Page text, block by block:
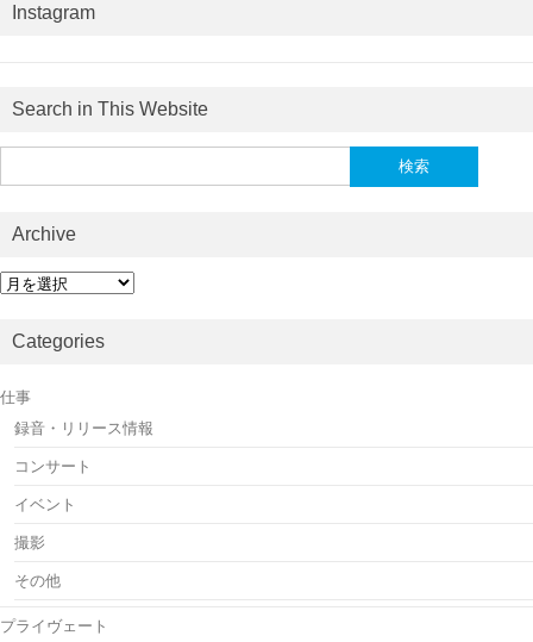
Instagram
Search in This Website
索:
Archive
Archive
Categories
仕事
録音・リリース情報
コンサート
イベント
撮影
その他
プライヴェート